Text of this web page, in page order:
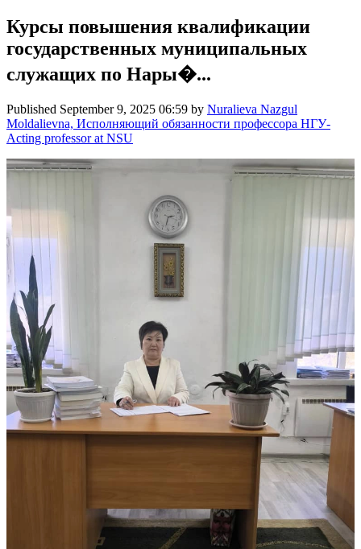
Курсы повышения квалификации
государственных муниципальных
служащих по Нары�...
Published September 9, 2025 06:59 by Nuralieva Nazgul
Moldalievna, Исполняющий обязанности профессора НГУ-
Acting professor at NSU